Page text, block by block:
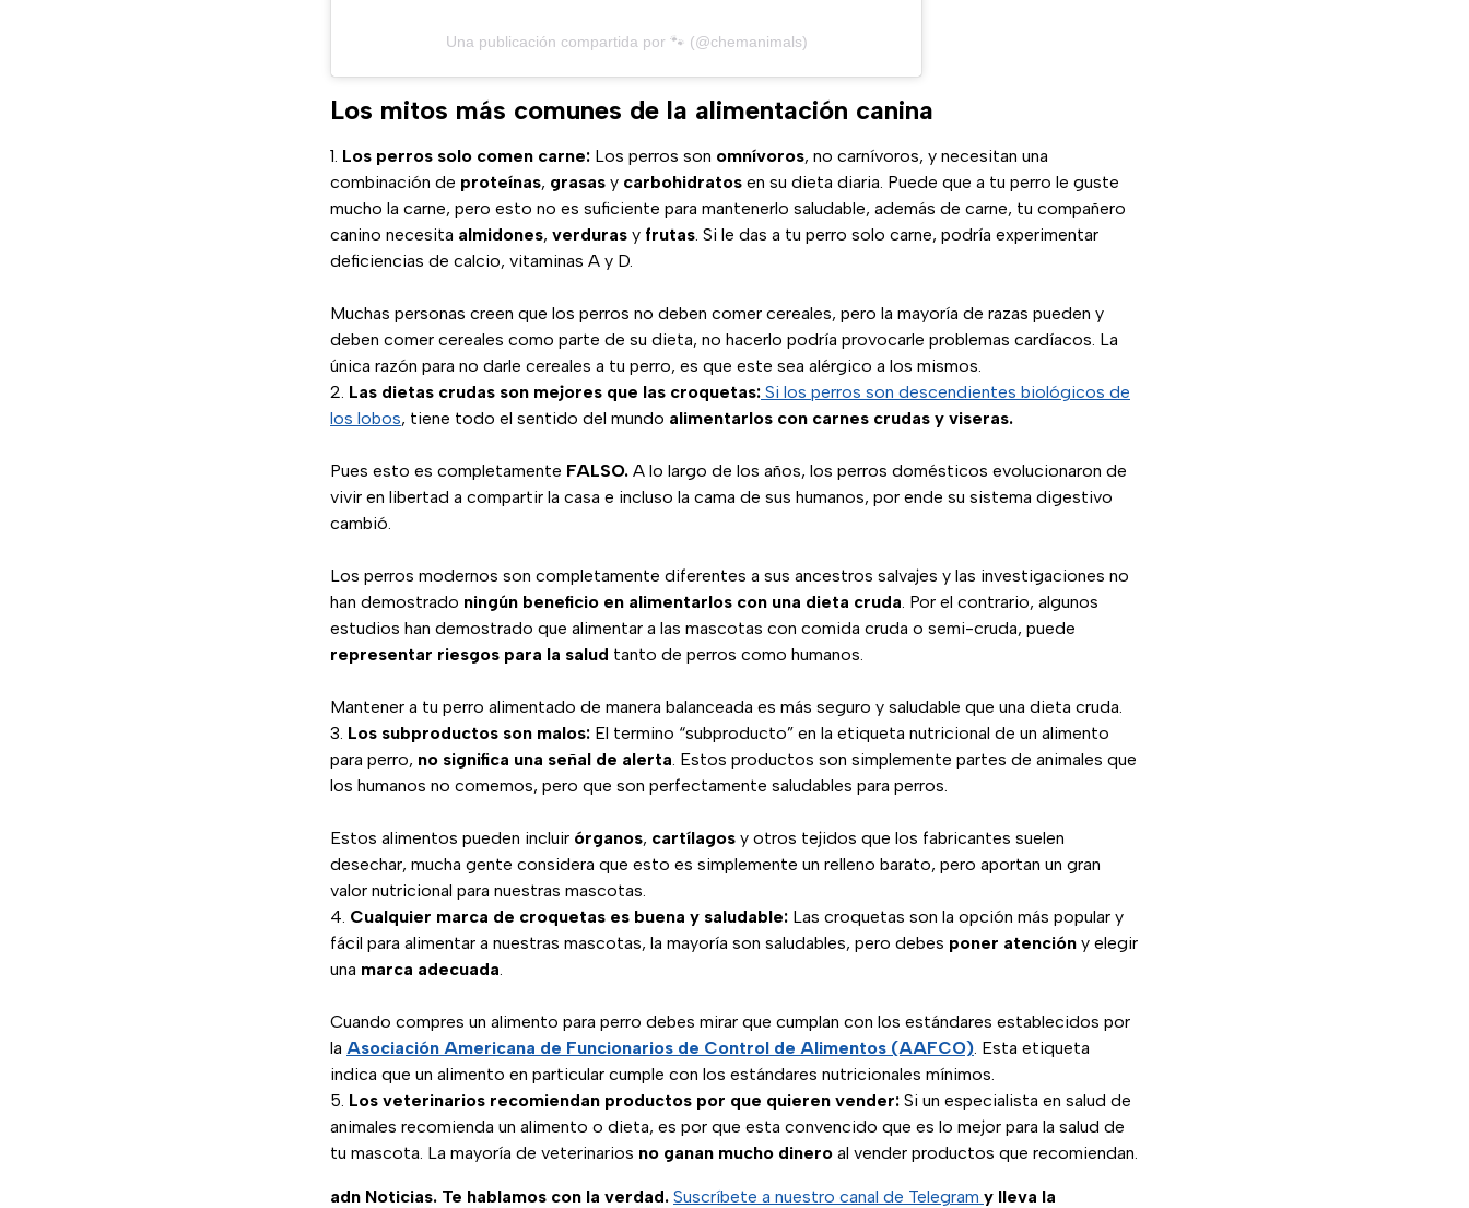
Una publicación compartida por 🐾 (@chemanimals)
Los mitos más comunes de la alimentación canina
Los perros solo comen carne: Los perros son omnívoros, no carnívoros, y necesitan una
combinación de proteínas, grasas y carbohidratos en su dieta diaria. Puede que a tu perro le guste
mucho la carne, pero esto no es suficiente para mantenerlo saludable, además de carne, tu compañero
canino necesita almidones, verduras y frutas . Si le das a tu perro solo carne, podría experimentar
deficiencias de calcio, vitaminas A y D.
Muchas personas creen que los perros no deben comer cereales, pero la mayoría de razas pueden y
deben comer cereales como parte de su dieta, no hacerlo podría provocarle problemas cardíacos. La
única razón para no darle cereales a tu perro, es que este sea alérgico a los mismos.
Las dietas crudas son mejores que las croquetas: Si los perros son descendientes biológicos de
los lobos, tiene todo el sentido del mundo alimentarlos con carnes crudas y viseras.
Pues esto es completamente FALSO. A lo largo de los años, los perros domésticos evolucionaron de
vivir en libertad a compartir la casa e incluso la cama de sus humanos, por ende su sistema digestivo
cambió.
Los perros modernos son completamente diferentes a sus ancestros salvajes y las investigaciones no
han demostrado ningún beneficio en alimentarlos con una dieta cruda . Por el contrario, algunos
estudios han demostrado que alimentar a las mascotas con comida cruda o semi-cruda, puede
representar riesgos para la salud tanto de perros como humanos.
Mantener a tu perro alimentado de manera balanceada es más seguro y saludable que una dieta cruda.
Los subproductos son malos: El termino “subproducto” en la etiqueta nutricional de un alimento
para perro, no significa una señal de alerta . Estos productos son simplemente partes de animales que
los humanos no comemos, pero que son perfectamente saludables para perros.
Estos alimentos pueden incluir órganos, cartílagos y otros tejidos que los fabricantes suelen
desechar, mucha gente considera que esto es simplemente un relleno barato, pero aportan un gran
valor nutricional para nuestras mascotas.
Cualquier marca de croquetas es buena y saludable: Las croquetas son la opción más popular y
fácil para alimentar a nuestras mascotas, la mayoría son saludables, pero debes poner atención y elegir
una marca adecuada
Cuando compres un alimento para perro debes mirar que cumplan con los estándares establecidos por
la Asociación Americana de Funcionarios de Control de Alimentos (AAFCO) . Esta etiqueta
indica que un alimento en particular cumple con los estándares nutricionales mínimos.
Los veterinarios recomiendan productos por que quieren vender: Si un especialista en salud de
animales recomienda un alimento o dieta, es por que esta convencido que es lo mejor para la salud de
tu mascota. La mayoría de veterinarios no ganan mucho dinero al vender productos que recomiendan.
adn Noticias. Te hablamos con la verdad. Suscríbete a nuestro canal de Telegram y lleva la